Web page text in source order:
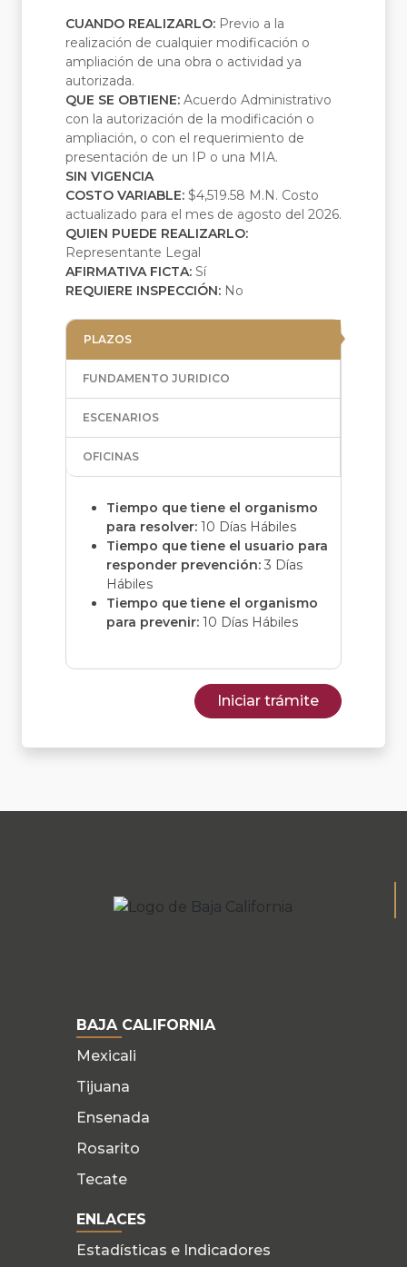
CUANDO REALIZARLO: Previo a la
realización de cualquier modificación o
ampliación de una obra o actividad ya
autorizada.
QUE SE OBTIENE: Acuerdo Administrativo
con la autorización de la modificación o
ampliación, o con el requerimiento de
presentación de un IP o una MIA.
SIN VIGENCIA
COSTO VARIABLE: $4,519.58 M.N. Costo
actualizado para el mes de agosto del 2026.
QUIEN PUEDE REALIZARLO:
Representante Legal
AFIRMATIVA FICTA: Sí
REQUIERE INSPECCIÓN: No
PLAZOS
FUNDAMENTO JURIDICO
ESCENARIOS
OFICINAS
Tiempo que tiene el organismo
para resolver: 10 Días Hábiles
Tiempo que tiene el usuario para
responder prevención: 3 Días
Hábiles
Tiempo que tiene el organismo
para prevenir: 10 Días Hábiles
Iniciar trámite
BAJA CALIFORNIA
Mexicali
Tijuana
Ensenada
Rosarito
Tecate
ENLACES
Estadísticas e Indicadores